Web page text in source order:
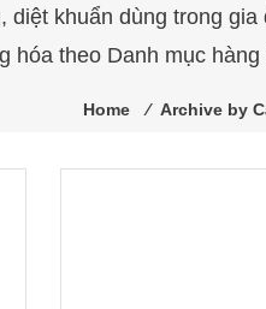
diệt khuẩn dùng trong
hóa theo Danh mục
Home ⁄ Archive by